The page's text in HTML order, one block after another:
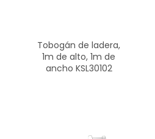
Tobogán de ladera,
1m de alto, 1m de
ancho KSL30102